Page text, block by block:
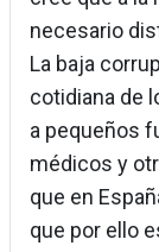
necesario
La baja
cotidiana de
a pequeños
médicos y
que en
que por ello